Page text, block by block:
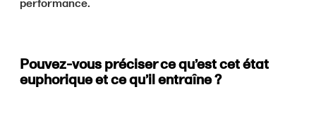
performance.
Pouvez-vous préciser ce qu’est cet état
euphorique et ce qu’il entraîne ?